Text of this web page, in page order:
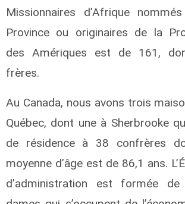
Missionnaires d’Afrique
Province ou originaires de la
des Amériques est de 161,
frères.
Au Canada, nous avons trois
Québec, dont une à Sherbrooke
de résidence à 38 confrères
moyenne d’âge est de 86,1 ans.
d’administration est formée de